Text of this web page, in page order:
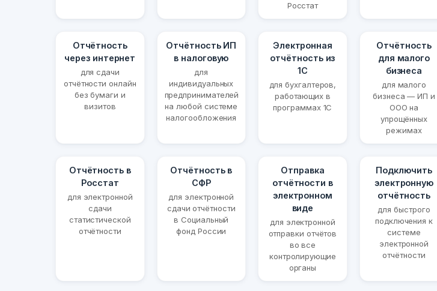
Росстат
Отчётность
через интернет
для сдачи
отчётности онлайн
без бумаги и
визитов
Отчётность ИП
в налоговую
для
индивидуальных
предпринимателей
на любой системе
налогообложения
Электронная
отчётность из
1С
для бухгалтеров,
работающих в
программах 1С
Отчётность
для малого
бизнеса
для малого
бизнеса — ИП и
ООО на
упрощённых
режимах
Отчётность в
Росстат
для электронной
сдачи
статистической
отчётности
Отчётность в
СФР
для электронной
сдачи отчётности
в Социальный
фонд России
Отправка
отчётности в
электронном
виде
для электронной
отправки отчётов
во все
контролирующие
органы
Подключить
электронную
отчётность
для быстрого
подключения к
системе
электронной
отчётности